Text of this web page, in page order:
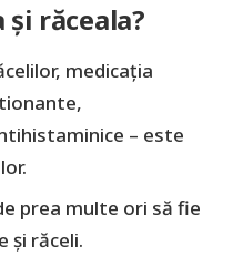
răceala?
medicația
– este
prea multe ori să fie
și răceli.